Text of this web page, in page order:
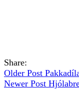
Share:
Older Post
Newer Post